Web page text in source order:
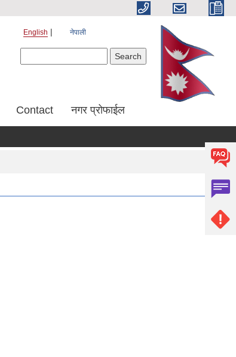
English नेपाली
Contact नगर प्रोफाईल